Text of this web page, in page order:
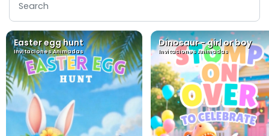
Easter egg hunt
Invitaciones Animadas
Dinosaur - girl or boy
Invitaciones Animadas